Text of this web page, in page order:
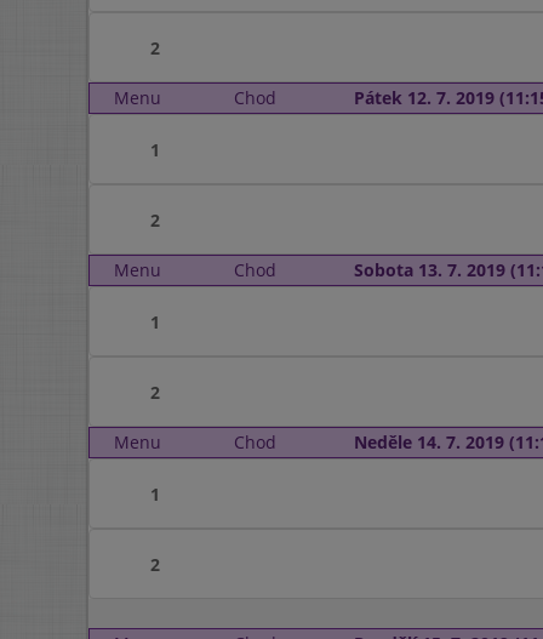
2
Menu Chod Pátek 12. 7. 2019
1
2
Menu Chod Sobota 13. 7. 2019
1
2
Menu Chod Neděle 14. 7. 2019
1
2